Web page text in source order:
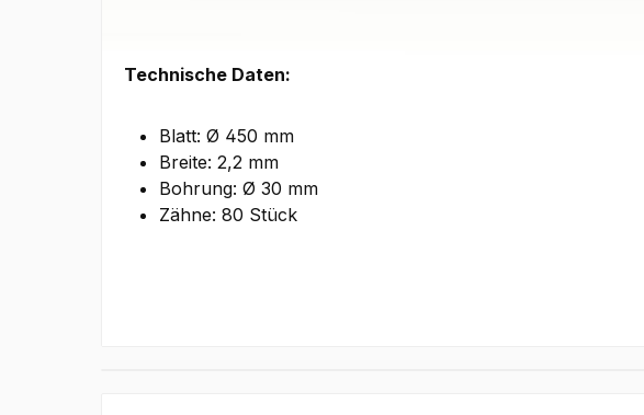
Technische Daten:
Blatt: Ø 450 mm
Breite: 2,2 mm
Bohrung: Ø 30 mm
Zähne: 80 Stück